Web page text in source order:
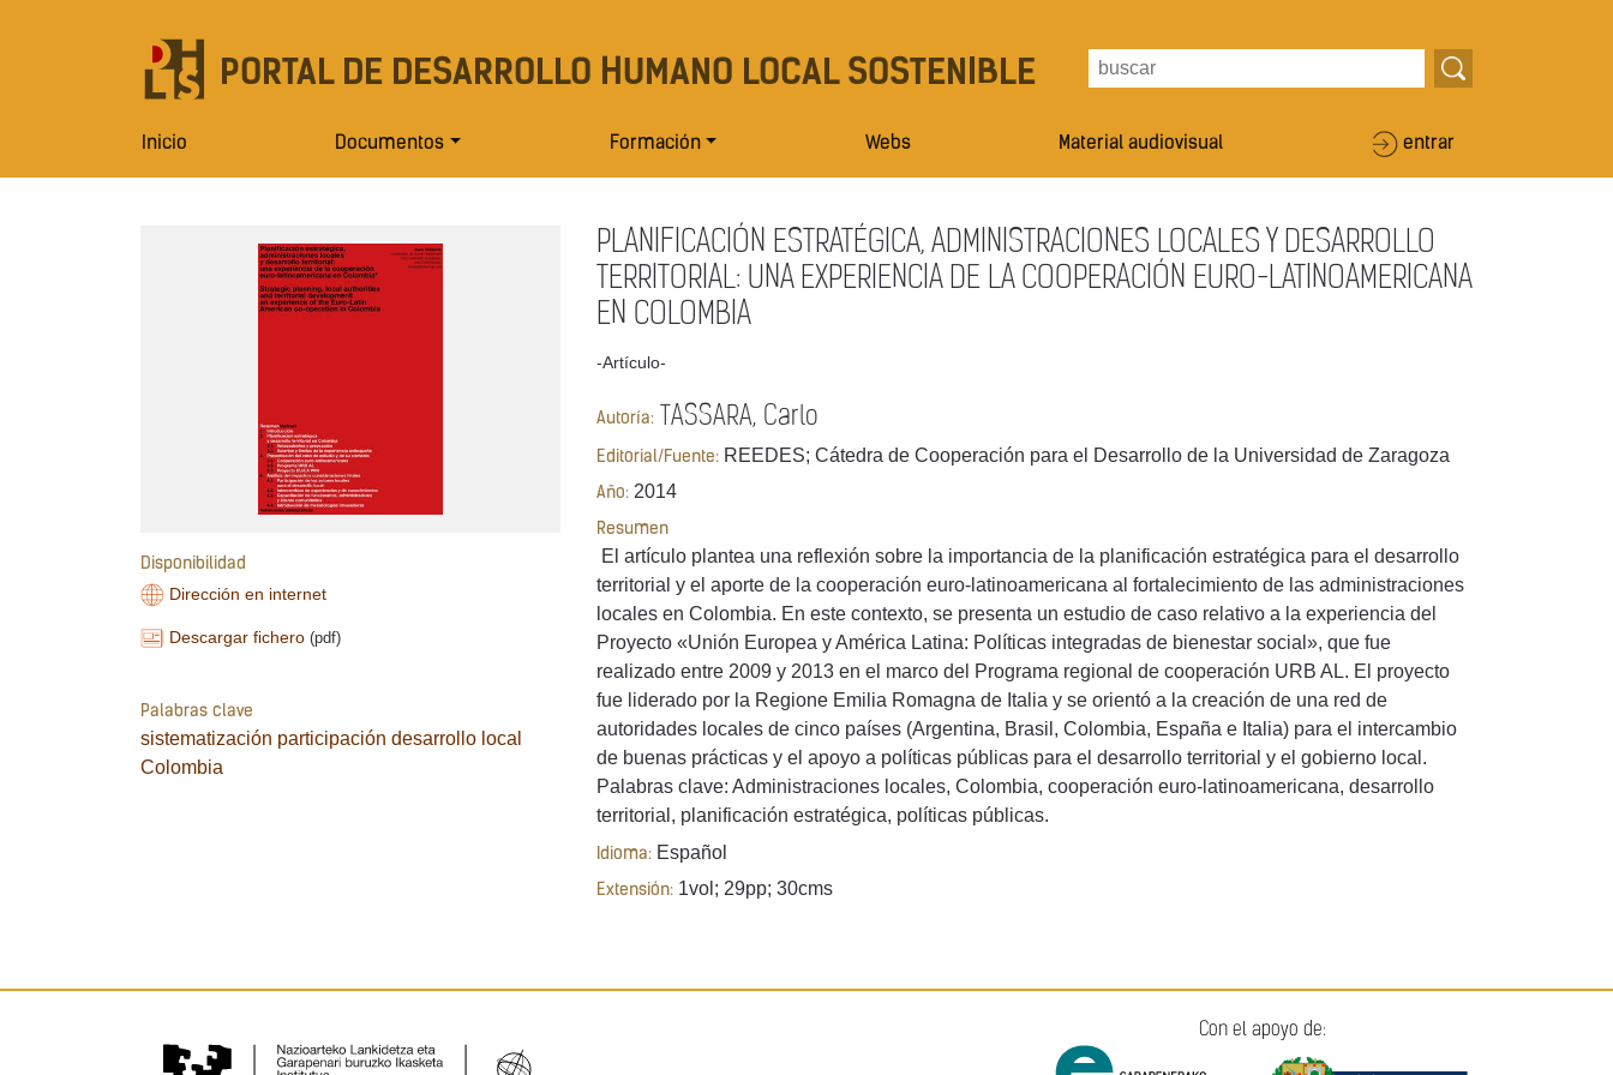
PORTAL DE DESARROLLO HUMANO LOCAL SOSTENIBLE
Inicio Documentos Formación Webs Material audiovisual entrar
Disponibilidad
Dirección en internet
Descargar fichero (pdf)
Palabras clave
sistematización participación desarrollo local
Colombia
PLANIFICACIÓN ESTRATÉGICA, ADMINISTRACIONES LOCALES Y DESARROLLO
TERRITORIAL: UNA EXPERIENCIA DE LA COOPERACIÓN EURO-LATINOAMERICANA
EN COLOMBIA
-Artículo-
Autoría: TASSARA, Carlo
Editorial/Fuente: REEDES; Cátedra de Cooperación para el Desarrollo de la Universidad de Zaragoza
Año: 2014
Resumen
El artículo plantea una reflexión sobre la importancia de la planificación estratégica para el desarrollo
territorial y el aporte de la cooperación euro-latinoamericana al fortalecimiento de las administraciones
locales en Colombia. En este contexto, se presenta un estudio de caso relativo a la experiencia del
Proyecto «Unión Europea y América Latina: Políticas integradas de bienestar social», que fue
realizado entre 2009 y 2013 en el marco del Programa regional de cooperación URB AL. El proyecto
fue liderado por la Regione Emilia Romagna de Italia y se orientó a la creación de una red de
autoridades locales de cinco países (Argentina, Brasil, Colombia, España e Italia) para el intercambio
de buenas prácticas y el apoyo a políticas públicas para el desarrollo territorial y el gobierno local.
Palabras clave: Administraciones locales, Colombia, cooperación euro-latinoamericana, desarrollo
territorial, planificación estratégica, políticas públicas.
Idioma: Español
Extensión: 1vol; 29pp; 30cms
Con el apoyo de: